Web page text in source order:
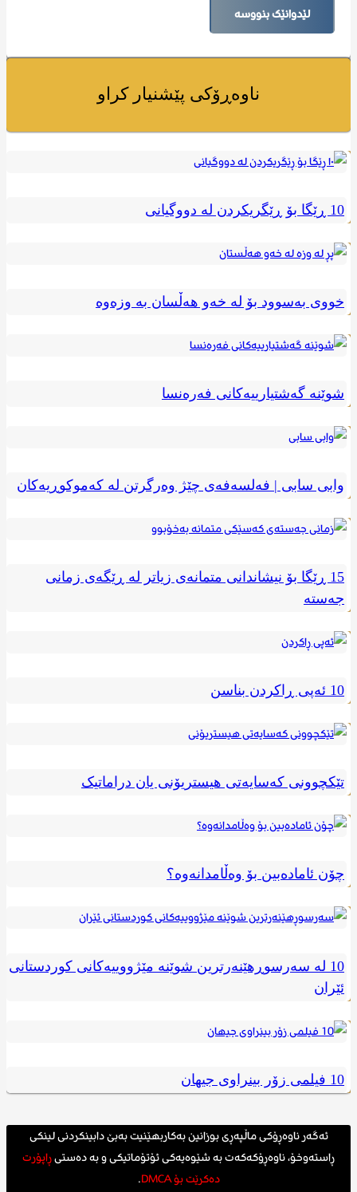
لێدوانێک بنووسە
ناوەڕۆکی پێشنیار کراو
10 ڕێگا بۆ ڕێگریکردن لە دووگیانی
خووی بەسوود بۆ لە خەو هەڵسان بە وزەوه
شوێنە گەشتیارییەکانی فەرەنسا
وابی سابی | فەلسەفەی چێژ وەرگرتن لە کەموکوڕیەکان
15 ڕێگا بۆ نیشاندانی متمانەی زیاتر لە ڕێگەی زمانی
جەستە
10 ئەپی ڕاکردن بناسن
تێکچوونی کەسایەتی هیستریۆنی یان دراماتیک
چۆن ئامادەبین بۆ وەڵامدانەوە؟
10 له سەرسوڕهێنەرترین شوێنە مێژووییەکانی کوردستانی
ئێران
10 فیلمی زۆر بینراوی جیهان
ئەگەر ناوەڕۆکی ماڵپەڕی بوزانین بەکاربهێنیت بەبێ دابینکردنی لینکی
ڕاستەوخۆ، ناوەڕۆکەکەت بە شێوەیەکی ئۆتۆماتیکی و بە دەستیڕاپۆرت
دەکرێت بۆ DMCA
.